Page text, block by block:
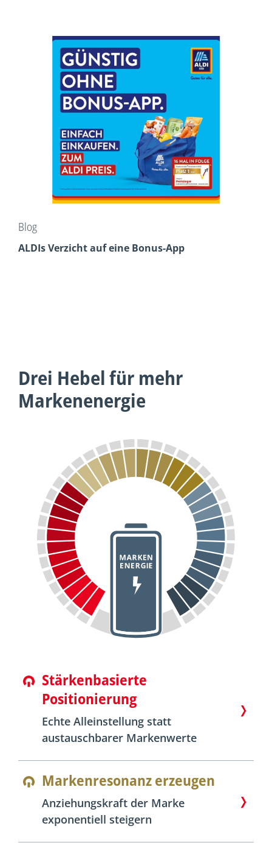
Blog
ALDIs Verzicht auf eine Bonus-App
Drei Hebel für mehr
Markenenergie
Stärkenbasierte
Positionierung
Echte Alleinstellung statt
austauschbarer Markenwerte
Markenresonanz erzeugen
Anziehungskraft der Marke
exponentiell steigern